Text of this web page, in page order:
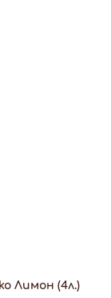
Лимон (4л.)